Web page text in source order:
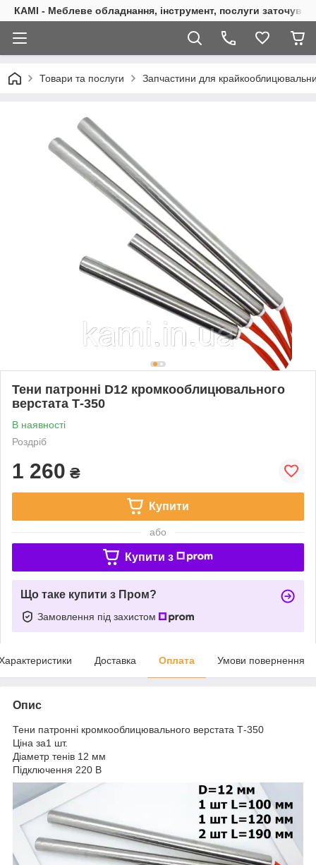
КАМІ - Меблеве обладнання, інструмент, послуги
Товари та послуги Запчастини для
Тени патронні D12 кромкооблицювального
верстата Т-350
В наявності
Роздріб
1 260 ₴
Купити
або
Купити з
Що таке купити з Пром?
Замовлення під захистом
Доставка Оплата Умови повернення
Опис
Тени патронні кромкооблицювального верстата Т-350
Ціна за1 шт.
Діаметр тенів 12 мм
Підключення 220 В